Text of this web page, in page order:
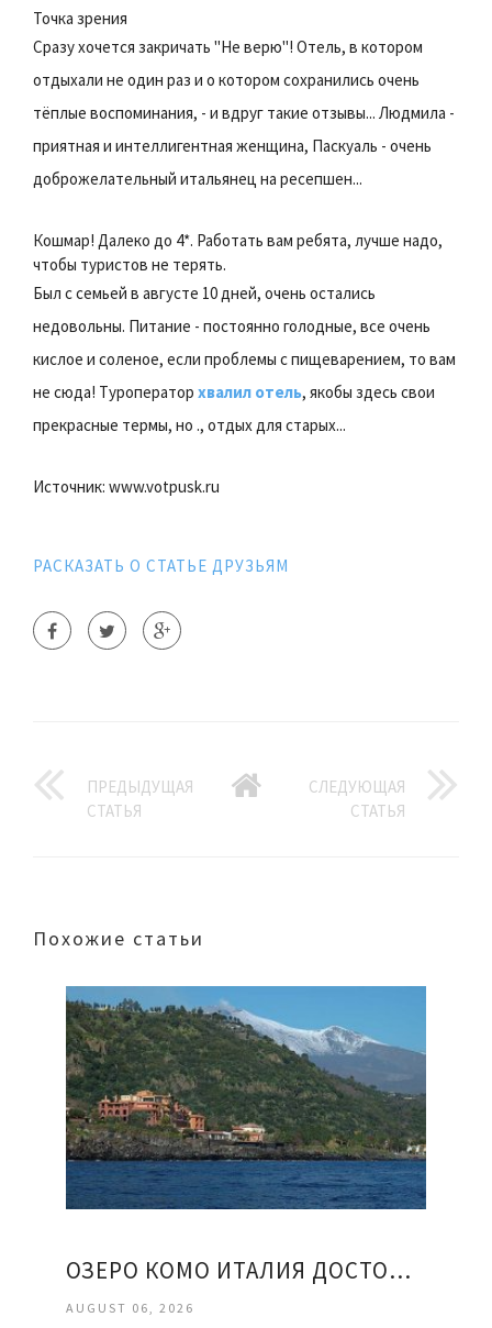
Точка зрения
Сразу хочется закричать "Не верю"! Отель, в котором
отдыхали не один раз и о котором сохранились очень
тёплые воспоминания, - и вдруг такие отзывы... Людмила -
приятная и интеллигентная женщина, Паскуаль - очень
доброжелательный итальянец на ресепшен...
Кошмар! Далеко до 4*. Работать вам ребята, лучше надо,
чтобы туристов не терять.
Был с семьей в августе 10 дней, очень остались
недовольны. Питание - постоянно голодные, все очень
кислое и соленое, если проблемы с пищеварением, то вам
не сюда! Туроператор хвалил отель, якобы здесь свои
прекрасные термы, но ., отдых для старых...
Источник: www.votpusk.ru
РАСКАЗАТЬ О СТАТЬЕ ДРУЗЬЯМ
ПРЕДЫДУЩАЯ
СТАТЬЯ
СЛЕДУЮЩАЯ
СТАТЬЯ
Похожие статьи
ОЗЕРО КОМО ИТАЛИЯ ДОСТОПРИМЕЧАТЕЛЬНОСТИ ОТЗЫВЫ
AUGUST 06, 2026